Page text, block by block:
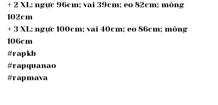
+ 2 XL: ngực 96cm; vai 39cm; eo 82cm; mông
102cm
+ 3 XL: ngực 100cm; vai 40cm; eo 86cm; mông
106cm
#rapkb
#rapquanao
#rapmava